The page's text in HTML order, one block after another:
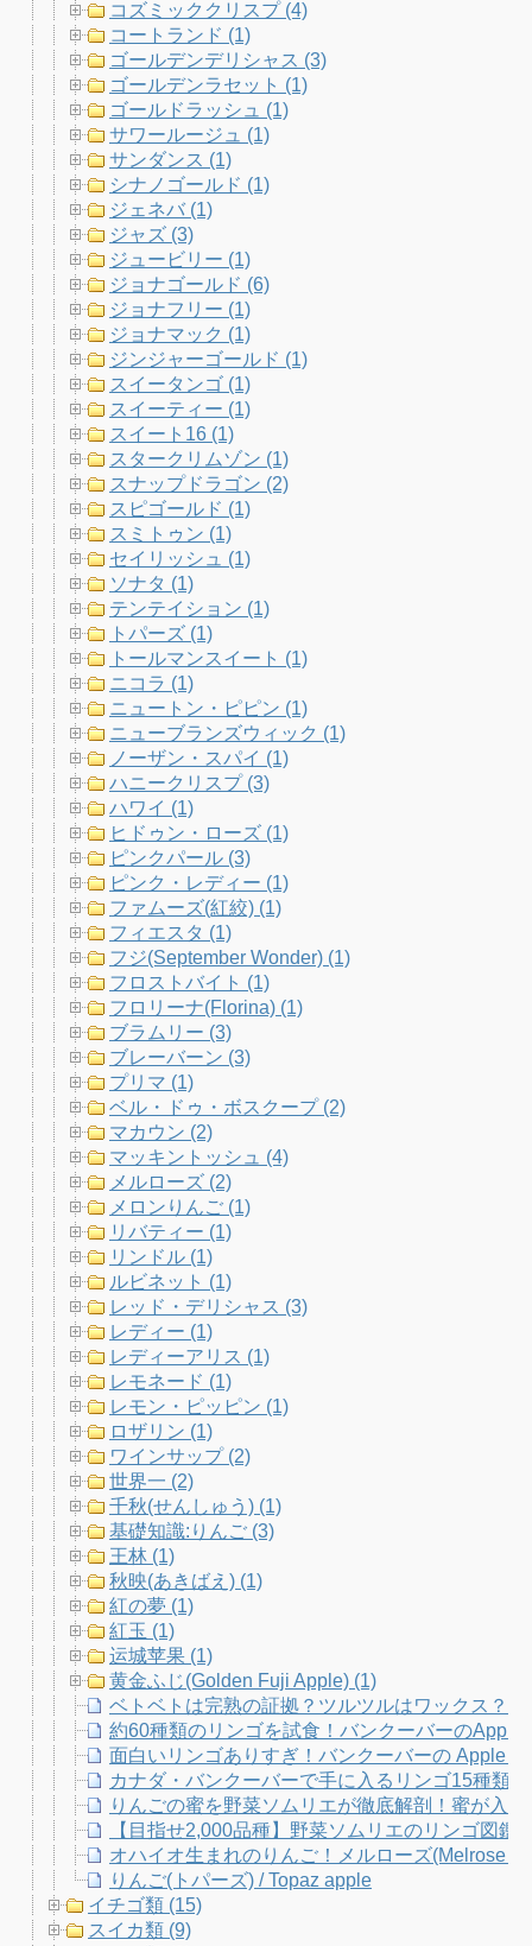
コズミッククリスプ (4)
コートランド (1)
ゴールデンデリシャス (3)
ゴールデンラセット (1)
ゴールドラッシュ (1)
サワールージュ (1)
サンダンス (1)
シナノゴールド (1)
ジェネバ (1)
ジャズ (3)
ジュービリー (1)
ジョナゴールド (6)
ジョナフリー (1)
ジョナマック (1)
ジンジャーゴールド (1)
スイータンゴ (1)
スイーティー (1)
スイート16 (1)
スタークリムゾン (1)
スナップドラゴン (2)
スピゴールド (1)
スミトゥン (1)
セイリッシュ (1)
ソナタ (1)
テンテイション (1)
トパーズ (1)
トールマンスイート (1)
ニコラ (1)
ニュートン・ピピン (1)
ニューブランズウィック (1)
ノーザン・スパイ (1)
ハニークリスプ (3)
ハワイ (1)
ヒドゥン・ローズ (1)
ピンクパール (3)
ピンク・レディー (1)
ファムーズ(紅絞) (1)
フィエスタ (1)
フジ(September Wonder) (1)
フロストバイト (1)
フロリーナ(Florina) (1)
ブラムリー (3)
ブレーバーン (3)
プリマ (1)
ベル・ドゥ・ボスクープ (2)
マカウン (2)
マッキントッシュ (4)
メルローズ (2)
メロンりんご (1)
リバティー (1)
リンドル (1)
ルビネット (1)
レッド・デリシャス (3)
レディー (1)
レディーアリス (1)
レモネード (1)
レモン・ピッピン (1)
ロザリン (1)
ワインサップ (2)
世界一 (2)
千秋(せんしゅう) (1)
基礎知識:りんご (3)
王林 (1)
秋映(あきばえ) (1)
紅の夢 (1)
紅玉 (1)
运城苹果 (1)
黄金ふじ(Golden Fuji Apple) (1)
ベトベトは完熟の証拠？ツルツルはワックス？
約60種類のリンゴを試食！バンクーバーのApple
面白いリンゴありすぎ！バンクーバーの Apple
カナダ・バンクーバーで手に入るリンゴ15種類
りんごの蜜を野菜ソムリエが徹底解剖！蜜が入
【目指せ2,000品種】野菜ソムリエのリンゴ図
オハイオ生まれのりんご！メルローズ(Melrose
りんご(トパーズ) / Topaz apple
イチゴ類 (15)
スイカ類 (9)